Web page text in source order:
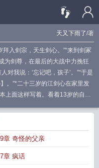
天又下雨了/著
入剑宗，天生剑心。”“来到剑冢
为剑尊，在最后的大战中力挽狂
对我说：‘忘记吧，孩子’。”“于是
。”*二十三岁的江剑心在家里发
上面这样写着。看着13岁的自己
“剑来！”一声长鸣。三尺青锋，十
们幻想的，这是真事啊？#不
——————————————————
目玩家如
章 奇怪的父亲
章 疯话